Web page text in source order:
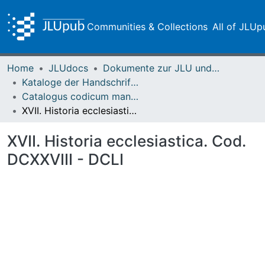
Communities & Collections All of
Home JLUdocs
Dokumente zur JLU und ihren Sammlungen
Kataloge der Handschriften der Universitätsbibliothek
Catalogus codicum manuscriptorum Bibliothecae Academicae Gissensis – Adrian
XVII. Historia ecclesiastica. Cod. DCXXVIII - DCLI
XVII. Historia ecclesiastica. Cod.
DCXXVIII - DCLI